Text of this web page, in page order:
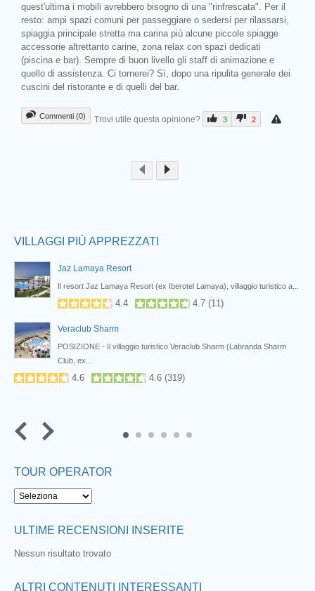
quest'ultima i mobili avrebbero bisogno di una "rinfrescata". Per il
resto: ampi spazi comuni per passeggiare o sedersi per rilassarsi,
spiaggia principale stretta ma carina più alcune piccole spiagge
accessorie altrettanto carine, zona relax con spazi dedicati
(piscina e bar). Sempre di buon livello gli staff di animazione e
quello di assistenza. Ci tornerei? Sì, dopo una ripulita generale dei
cuscini del ristorante e di quelli del bar.
Commenti (0) Trovi utile questa opinione? 3 2
VILLAGGI PIÙ APPREZZATI
Jaz Lamaya Resort
Il resort Jaz Lamaya Resort (ex Iberotel Lamaya), villaggio turistico a...
4.4 4.7 (11)
Veraclub Sharm
POSIZIONE - Il villaggio turistico Veraclub Sharm (Labranda Sharm
Club, ex...
4.6 4.6 (319)
TOUR OPERATOR
ULTIME RECENSIONI INSERITE
Nessun risultato trovato
ALTRI CONTENUTI INTERESSANTI